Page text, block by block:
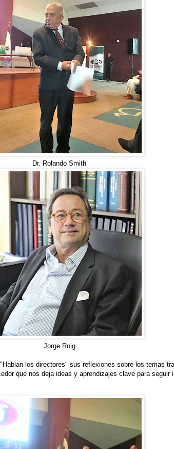
Dr. Rolando Smith
Jorge Roig
los directores" sus reflexiones sobre los temas
que nos deja ideas y aprendizajes clave para seguir